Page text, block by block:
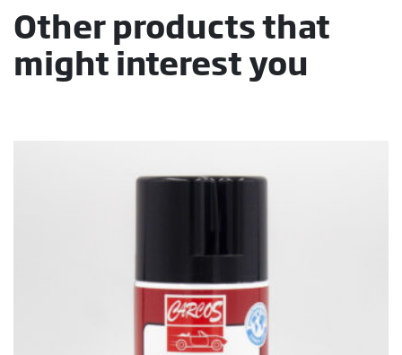
Other products that
might interest you